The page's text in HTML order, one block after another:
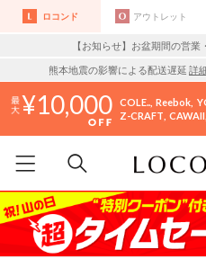
ロコンド アウトレット
【お知らせ】お盆期間の営
熊本地震の影響による配送遅延 詳
10,000 COLE.. Reebok
Z-CRAFT CAWAII